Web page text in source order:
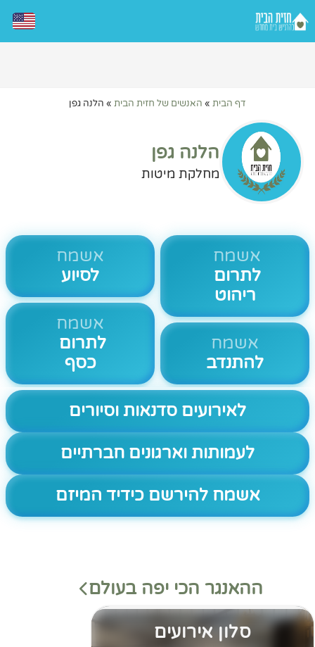
דף הבית » האנשים של חזית הבית » הלנה גפן
הלנה גפן
מחלקת מיטות
אשמח
לתרום
ריהוט
אשמח
להתנדב
אשמח
לסיוע
אשמח
לתרום
כסף
לאירועים סדנאות וסיורים
לעמותות וארגונים חברתיים
אשמח להירשם כידיד המיזם
ההאנגר הכי יפה בעולם
סלון אירועים